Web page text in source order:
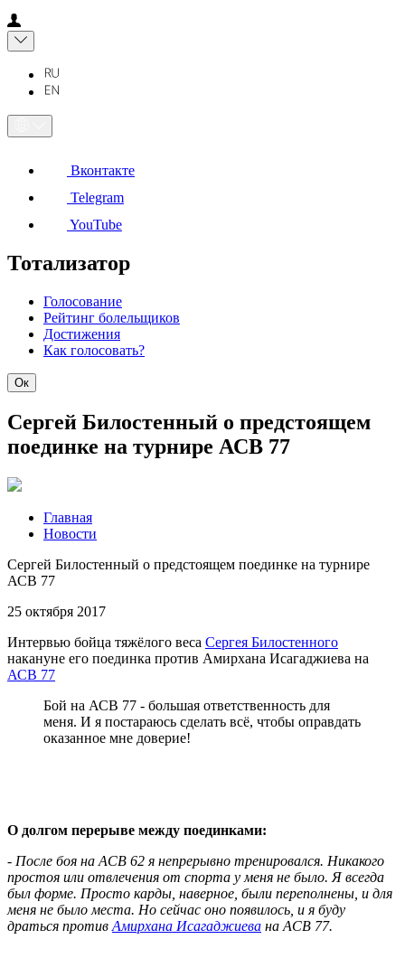
Вконтакте
Telegram
YouTube
Тотализатор
Голосование
Рейтинг болельщиков
Достижения
Как голосовать?
Ок
Сергей Билостенный о предстоящем
поединке на турнире АСВ 77
Главная
Новости
Сергей Билостенный о предстоящем поединке на турнире
АСВ 77
25 октября 2017
Интервью бойца тяжёлого веса Сергея Билостенного
накануне его поединка против Амирхана Исагаджиева на
АСВ 77
Бой на АСВ 77 - большая ответственность для
меня. И я постараюсь сделать всё, чтобы оправдать
оказанное мне доверие!
О долгом перерыве между поединками:
- После боя на АСВ 62 я непрерывно тренировался. Никакого
простоя или отвлечения от спорта у меня не было. Я всегда
был форме. Просто карды, наверное, были переполнены, и для
меня не было места. Но сейчас оно появилось, и я буду
драться против Амирхана Исагаджиева на АСВ 77.